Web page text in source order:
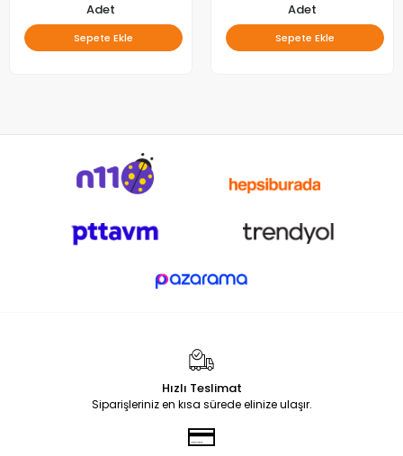
Adet
Sepete Ekle
Adet
Sepete Ekle
Hızlı Teslimat
Siparişleriniz en kısa sürede elinize ulaşır.